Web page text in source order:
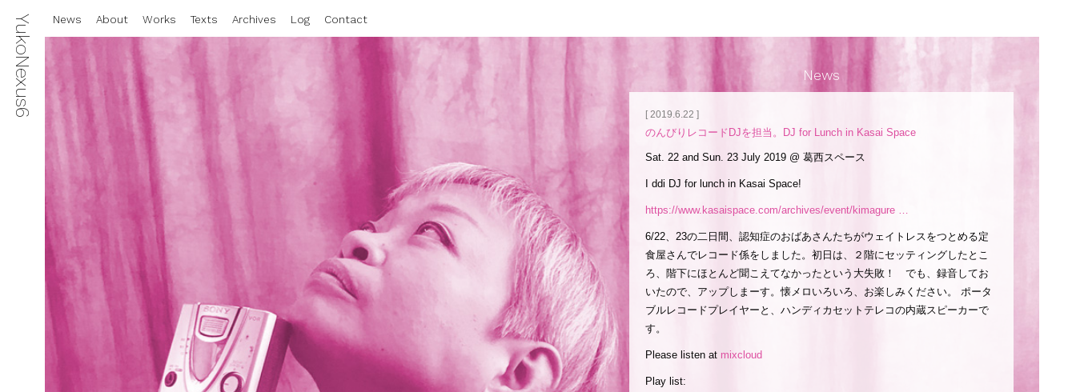
YukoNexus6 News About Works Texts Archives Log Contact
News
[ 2019.6.22 ]
のんびりレコードDJを担当。DJ for Lunch in Kasai Space
Sat. 22 and Sun. 23 July 2019 @ 葛西スペース
I ddi DJ for lunch in Kasai Space!
https://www. kasaispace.com/archives/event/kimagure …
6/22、23の二日間、認知症のおばあさんたちがウェイトレスをつとめる定
食屋さんでレコード係をしました。初日は、２階にセッティングしたとこ
ろ、階下にほとんど聞こえてなかったという大失敗！ でも、録音してお
いたので、アップしまーす。懐メロいろいろ、お楽しみください。 ポータ
ブルレコードプレイヤーと、ハンディカセットテレコの内蔵スピーカーで
す。
Please listen at mixcloud
Play list: